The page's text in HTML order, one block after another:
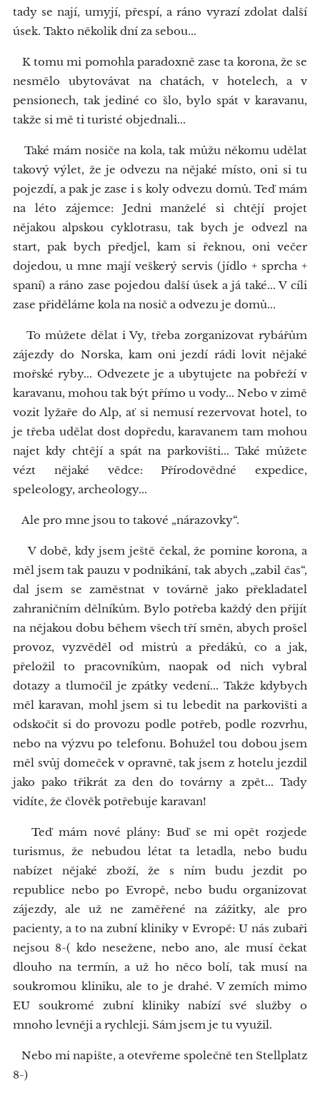
tady se nají, umyjí, přespí, a ráno vyrazí zdolat další
úsek. Takto několik dní za sebou...
K tomu mi pomohla paradoxně zase ta korona, že se
nesmělo ubytovávat na chatách, v hotelech, a v
pensionech, tak jediné co šlo, bylo spát v karavanu,
takže si mě ti turisté objednali...
Také mám nosiče na kola, tak můžu někomu udělat
takový výlet, že je odvezu na nějaké místo, oni si tu
pojezdí, a pak je zase i s koly odvezu domů. Teď mám
na léto zájemce: Jedni manželé si chtějí projet
nějakou alpskou cyklotrasu, tak bych je odvezl na
start, pak bych předjel, kam si řeknou, oni večer
dojedou, u mne mají veškerý servis (jídlo + sprcha +
spaní) a ráno zase pojedou další úsek a já také... V cíli
zase přiděláme kola na nosič a odvezu je domů...
To můžete dělat i Vy, třeba zorganizovat rybářům
zájezdy do Norska, kam oni jezdí rádi lovit nějaké
mořské ryby... Odvezete je a ubytujete na pobřeží v
karavanu, mohou tak být přímo u vody... Nebo v zimě
vozit lyžaře do Alp, ať si nemusí rezervovat hotel, to
je třeba udělat dost dopředu, karavanem tam mohou
najet kdy chtějí a spát na parkovišti... Také můžete
vézt nějaké vědce: Přírodovědné expedice,
speleology, archeology...
Ale pro mne jsou to takové „nárazovky“.
V době, kdy jsem ještě čekal, že pomine korona, a
měl jsem tak pauzu v podnikání, tak abych „zabil čas“,
dal jsem se zaměstnat v továrně jako překladatel
zahraničním dělníkům. Bylo potřeba každý den přijít
na nějakou dobu během všech tří směn, abych prošel
provoz, vyzvěděl od mistrů a předáků, co a jak,
přeložil to pracovníkům, naopak od nich vybral
dotazy a tlumočil je zpátky vedení... Takže kdybych
měl karavan, mohl jsem si tu lebedit na parkovišti a
odskočit si do provozu podle potřeb, podle rozvrhu,
nebo na výzvu po telefonu. Bohužel tou dobou jsem
měl svůj domeček v opravně, tak jsem z hotelu jezdil
jako pako třikrát za den do továrny a zpět... Tady
vidíte, že člověk potřebuje karavan!
Teď mám nové plány: Buď se mi opět rozjede
turismus, že nebudou létat ta letadla, nebo budu
nabízet nějaké zboží, že s ním budu jezdit po
republice nebo po Evropě, nebo budu organizovat
zájezdy, ale už ne zaměřené na zážitky, ale pro
pacienty, a to na zubní kliniky v Evropě: U nás zubaři
nejsou 8-( kdo nesežene, nebo ano, ale musí čekat
dlouho na termín, a už ho něco bolí, tak musí na
soukromou kliniku, ale to je drahé. V zemích mimo
EU soukromé zubní kliniky nabízí své služby o
mnoho levněji a rychleji. Sám jsem je tu využil.
Nebo mi napište, a otevřeme společně ten Stellplatz
8-)